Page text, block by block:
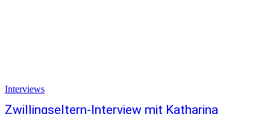
Interviews
Zwillingseltern-Interview mit Katharina